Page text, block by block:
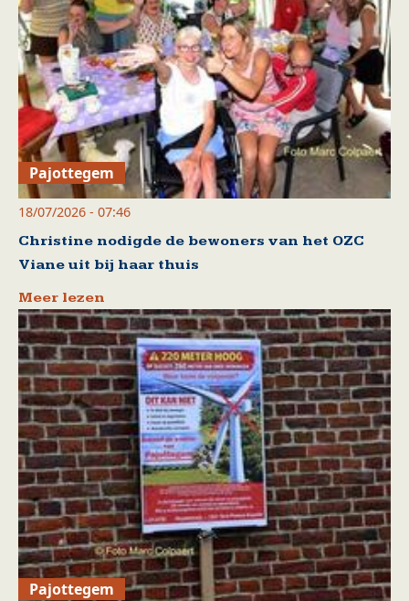
Pajottegem
18/07/2026 - 07:46
Christine nodigde de bewoners van het OZC
Viane uit bij haar thuis
Meer lezen
Pajottegem